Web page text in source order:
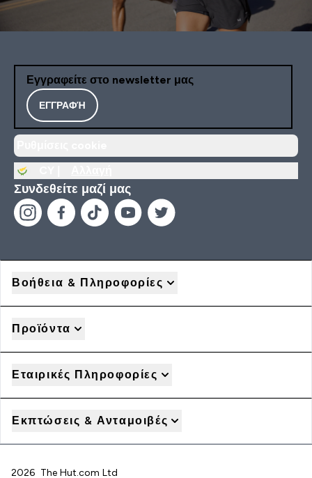
Εγγραφείτε στο newsletter μας
ΕΓΓΡΑΦΉ
Συνδεθείτε μαζί μας
Βοήθεια & Πληροφορίες
Προϊόντα
Εταιρικές Πληροφορίες
Εκπτώσεις & Ανταμοιβές
2026 The Hut.com Ltd